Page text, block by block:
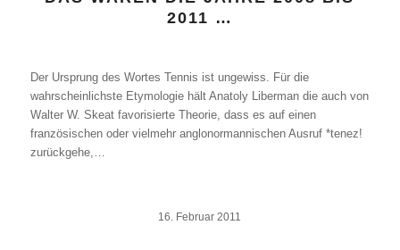
2011 …
Der Ursprung des Wortes Tennis ist ungewiss. Für die
wahrscheinlichste Etymologie hält Anatoly Liberman die auch von
Walter W. Skeat favorisierte Theorie, dass es auf einen
französischen oder vielmehr anglonormannischen Ausruf *tenez!
zurückgehe,…
16. Februar 2011